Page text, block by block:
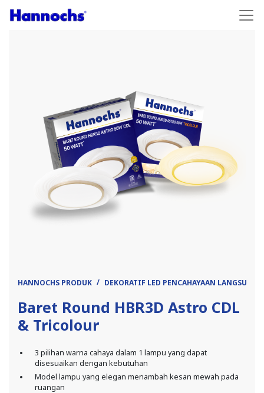
HANNOCHS PRODUK DEKORATIF LED PENCAHAYAAN LANGSUNG
Baret Round HBR3D Astro CDL
& Tricolour
3 pilihan warna cahaya dalam 1 lampu yang dapat
disesuaikan dengan kebutuhan
Model lampu yang elegan menambah kesan mewah pada
ruangan